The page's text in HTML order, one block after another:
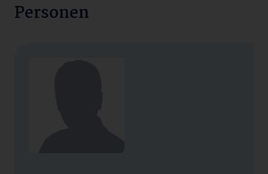
Personen